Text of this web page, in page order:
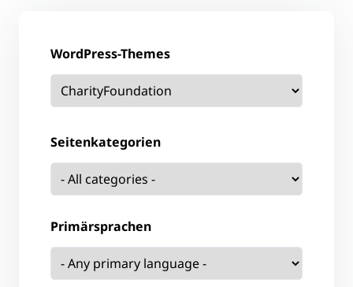
WordPress-Themes
Seitenkategorien
Primärsprachen